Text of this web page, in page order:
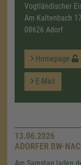
Vogtländischer
Am Kaltenbach 17
08626 Adorf
Homepage
E-Mail
13.06.2026
ADORFER BW-